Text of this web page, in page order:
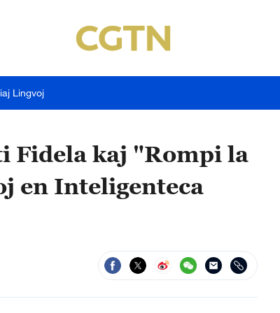
Lingvoj
Fidela kaj "Rompi la
en Inteligenteca